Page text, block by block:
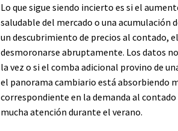
Lo que sigue siendo incierto es si el
saludable del mercado o una acumulación
un descubrimiento de precios al contado,
desmoronarse abruptamente. Los datos
la vez o si el comba adicional provino de
el panorama cambiario está absorbiendo
correspondiente en la demanda al
mucha atención durante el verano.